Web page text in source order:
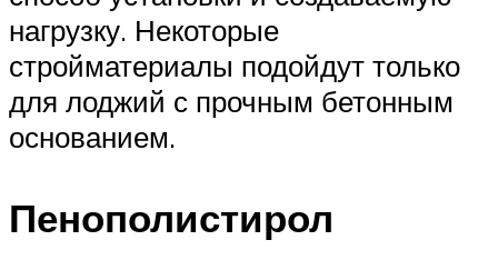
нагрузку. Некоторые
стройматериалы подойдут только
для лоджий с прочным бетонным
основанием.
Пенополистирол